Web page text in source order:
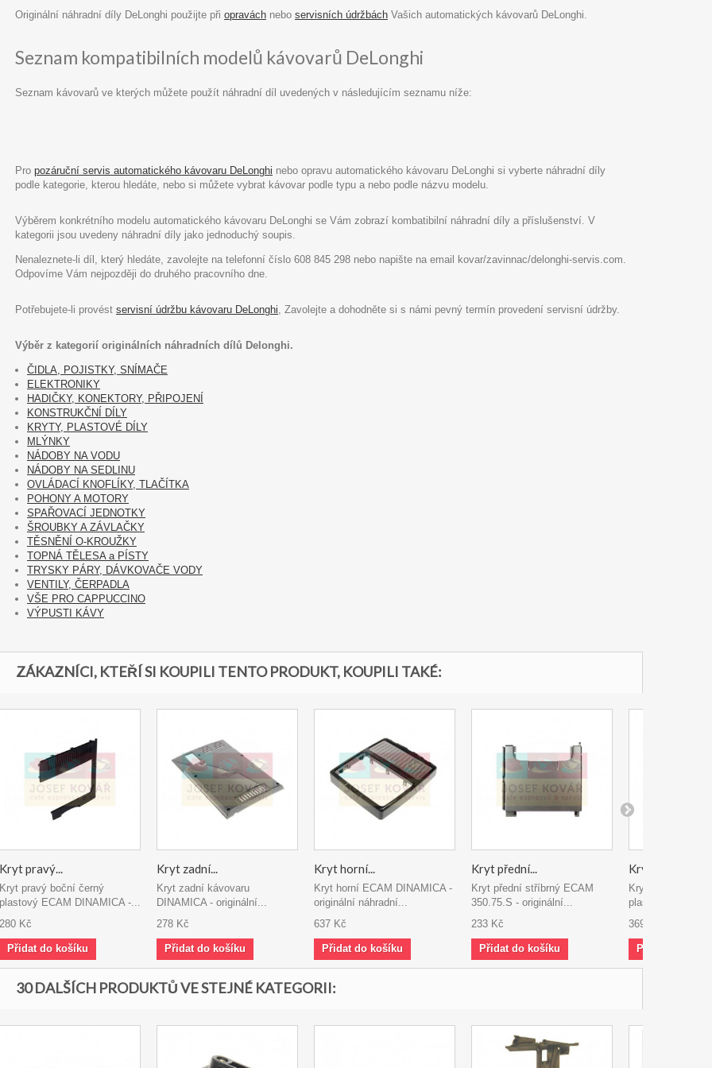
Originální náhradní díly DeLonghi použijte při opravách nebo servisních údržbách Vašich automatických kávovarů DeLonghi.
Seznam kompatibilních modelů kávovarů DeLonghi
Seznam kávovarů ve kterých můžete použít náhradní díl uvedených v následujícím seznamu níže:
Pro pozáruční servis automatického kávovaru DeLonghi nebo opravu automatického kávovaru DeLonghi si vyberte náhradní díly
podle kategorie, kterou hledáte, nebo si můžete vybrat kávovar podle typu a nebo podle názvu modelu.
Výběrem konkrétního modelu automatického kávovaru DeLonghi se Vám zobrazí kombatibilní náhradní díly a příslušenství. V
kategorii jsou uvedeny náhradní díly jako jednoduchý soupis.
Nenaleznete-li díl, který hledáte, zavolejte na telefonní číslo 608 845 298 nebo napište na email kovar/zavinnac/delonghi-servis.com.
Odpovíme Vám nejpozději do druhého pracovního dne.
Potřebujete-li provést servisní údržbu kávovaru DeLonghi, Zavolejte a dohodněte si s námi pevný termín provedení servisní údržby.
Výběr z kategorií originálních náhradních dílů Delonghi.
ČIDLA, POJISTKY, SNÍMAČE
ELEKTRONIKY
HADIČKY, KONEKTORY, PŘIPOJENÍ
KONSTRUKČNÍ DÍLY
KRYTY, PLASTOVÉ DÍLY
MLÝNKY
NÁDOBY NA VODU
NÁDOBY NA SEDLINU
OVLÁDACÍ KNOFLÍKY, TLAČÍTKA
POHONY A MOTORY
SPAŘOVACÍ JEDNOTKY
ŠROUBKY A ZÁVLAČKY
TĚSNĚNÍ O-KROUŽKY
TOPNÁ TĚLESA a PÍSTY
TRYSKY PÁRY, DÁVKOVAČE VODY
VENTILY, ČERPADLA
VŠE PRO CAPPUCCINO
VÝPUSTI KÁVY
ZÁKAZNÍCI, KTEŘÍ SI KOUPILI TENTO PRODUKT, KOUPILI TAKÉ:
Kryt pravý...
Kryt pravý boční černý
plastový ECAM DINAMICA -...
280 Kč
Přidat do košíku
Kryt zadní...
Kryt zadní kávovaru
DINAMICA - originální...
278 Kč
Přidat do košíku
Kryt horní...
Kryt horní ECAM DINAMICA -
originální náhradní...
637 Kč
Přidat do košíku
Kryt přední...
Kryt přední stříbrný ECAM
350.75.S - originální...
233 Kč
Přidat do košíku
Kryt Levý...
Kryt Levý boční
plastový ECAM
369 Kč
Přidat do
30 DALŠÍCH PRODUKTŮ VE STEJNÉ KATEGORII: